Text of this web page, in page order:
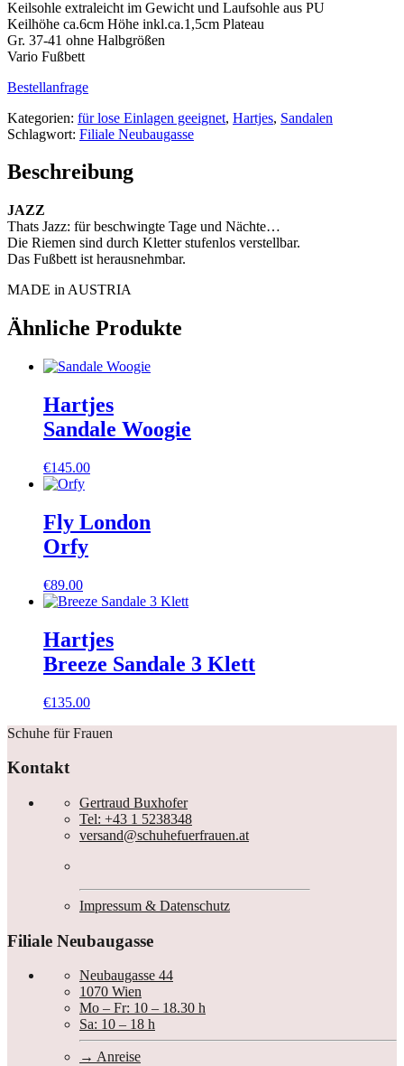
Keilsohle extraleicht im Gewicht und Laufsohle aus PU
Keilhöhe ca.6cm Höhe inkl.ca.1,5cm Plateau
Gr. 37-41 ohne Halbgrößen
Vario Fußbett
Bestellanfrage
Kategorien: für lose Einlagen geeignet, Hartjes, Sandalen
Schlagwort: Filiale Neubaugasse
Beschreibung
JAZZ
Thats Jazz: für beschwingte Tage und Nächte…
Die Riemen sind durch Kletter stufenlos verstellbar.
Das Fußbett ist herausnehmbar.
MADE in AUSTRIA
Ähnliche Produkte
Hartjes
Sandale Woogie
€145.00
Fly London
Orfy
€89.00
Hartjes
Breeze Sandale 3 Klett
€135.00
Schuhe für Frauen
Kontakt
Gertraud Buxhofer
Tel: +43 1 5238348
versand@schuhefuerfrauen.at
Impressum & Datenschutz
Filiale Neubaugasse
Neubaugasse 44
1070 Wien
Mo – Fr: 10 – 18.30 h
Sa: 10 – 18 h
Anreise